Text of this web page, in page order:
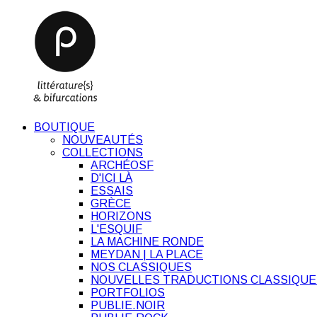
BOUTIQUE
NOUVEAUTÉS
COLLECTIONS
ARCHÉOSF
D'ICI LÀ
ESSAIS
GRÈCE
HORIZONS
L'ESQUIF
LA MACHINE RONDE
MEYDAN | LA PLACE
NOS CLASSIQUES
NOUVELLES TRADUCTIONS
PORTFOLIOS
PUBLIE.NOIR